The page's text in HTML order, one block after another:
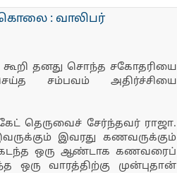
கொலை : வாலிபர்
தனது சொந்த சகோதரியை
சம்பவம் அதிர்ச்சியை
தெருவைச் சேர்ந்தவர் ராஜா.
இவரது கணவருக்கும்
கடந்த ஒரு ஆண்டாக கணவரைப்
ஒரு வாரத்திற்கு முன்புதான்